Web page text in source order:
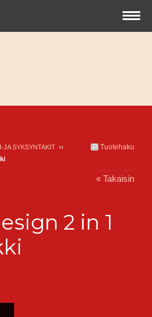
Tuotehaku
JA SYKSYNTAKIT ››
« Takaisin
2 in 1